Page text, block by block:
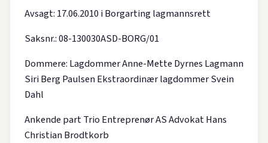
Avsagt: 17.06.2010 i Borgarting lagmannsrett
Saksnr.: 08-130030ASD-BORG/01
Dommere: Lagdommer Anne-Mette Dyrnes Lagmann
Siri Berg Paulsen Ekstraordinær lagdommer Svein
Dahl
Ankende part Trio Entreprenør AS Advokat Hans
Christian Brodtkorb